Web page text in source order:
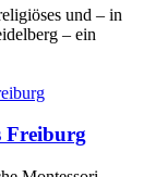
und – in
– ein
Freiburg